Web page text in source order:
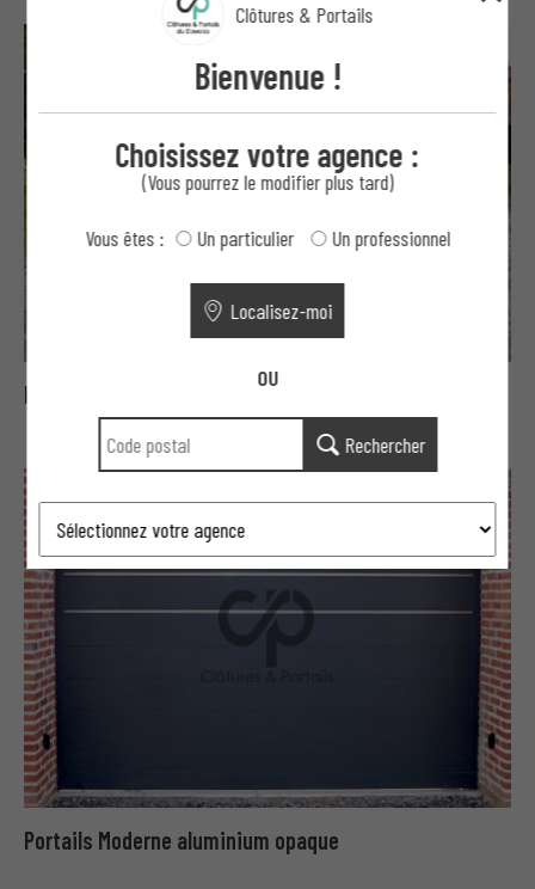
Portails Moderne aluminium aéré
Portails Moderne aluminium opaque
Clôtures & Portails
Bienvenue !
Choisissez votre agence :
(Vous pourrez le modifier plus tard)
Vous êtes : Un particulier Un professionnel
Localisez-moi
OU
Rechercher